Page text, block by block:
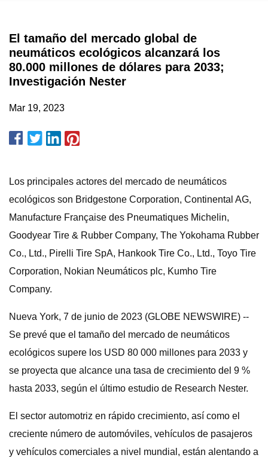
El tamaño del mercado global de
neumáticos ecológicos alcanzará los
80.000 millones de dólares para 2033;
Investigación Nester
Mar 19, 2023
Los principales actores del mercado de neumáticos
ecológicos son Bridgestone Corporation, Continental AG,
Manufacture Française des Pneumatiques Michelin,
Goodyear Tire & Rubber Company, The Yokohama Rubber
Co., Ltd., Pirelli Tire SpA, Hankook Tire Co., Ltd., Toyo Tire
Corporation, Nokian Neumáticos plc, Kumho Tire
Company.
Nueva York, 7 de junio de 2023 (GLOBE NEWSWIRE) --
Se prevé que el tamaño del mercado de neumáticos
ecológicos supere los USD 80 000 millones para 2033 y
se proyecta que alcance una tasa de crecimiento del 9 %
hasta 2033, según el último estudio de Research Nester.
El sector automotriz en rápido crecimiento, así como el
creciente número de automóviles, vehículos de pasajeros
y vehículos comerciales a nivel mundial, están alentando a